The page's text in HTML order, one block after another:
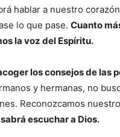
hablar a nuestro
lo que pase. Cuanto
la voz del Espíritu.
los consejos de las
y hermanas, no
Reconozcamos
escuchar a Dios.